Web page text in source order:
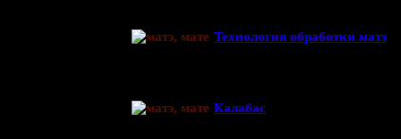
Технология обработки матэ
Калабас